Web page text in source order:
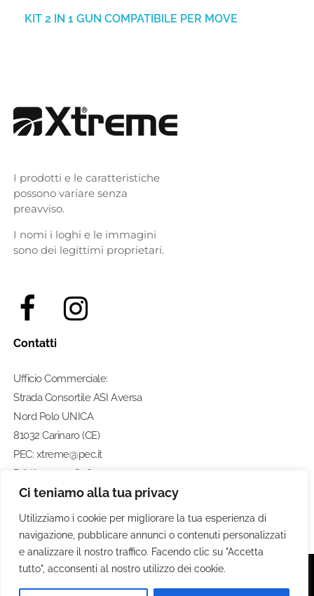
Ci teniamo alla tua privacy
Utilizziamo i cookie per migliorare la tua esperienza di
navigazione, pubblicare annunci o contenuti personalizzati
e analizzare il nostro traffico. Facendo clic su "Accetta
tutto", acconsenti al nostro utilizzo dei cookie.
KIT 2 IN 1 GUN COMPATIBILE PER MOVE
I prodotti e le caratteristiche
possono variare senza
preavviso.
I nomi i loghi e le immagini
sono dei legittimi proprietari.
Contatti
Ufficio Commerciale:
Strada Consortile ASI Aversa
Nord Polo UNICA
81032 Carinaro (CE)
PEC: xtreme@pec.it
P. IVA: 07274580633
Numero di telefono:
0812462211